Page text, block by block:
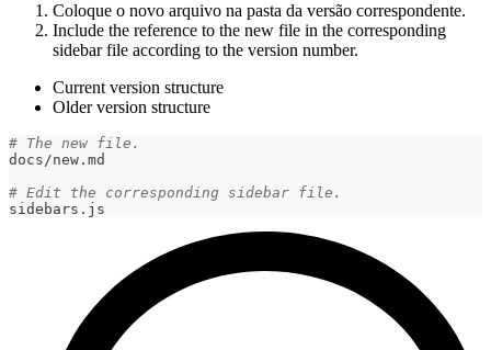
Coloque o novo arquivo na pasta da versão correspondente.
Include the reference to the new file in the corresponding
sidebar file according to the version number.
Current version structure
Older version structure
# The new file.
docs/new.md
# Edit the corresponding sidebar file.
sidebars.js